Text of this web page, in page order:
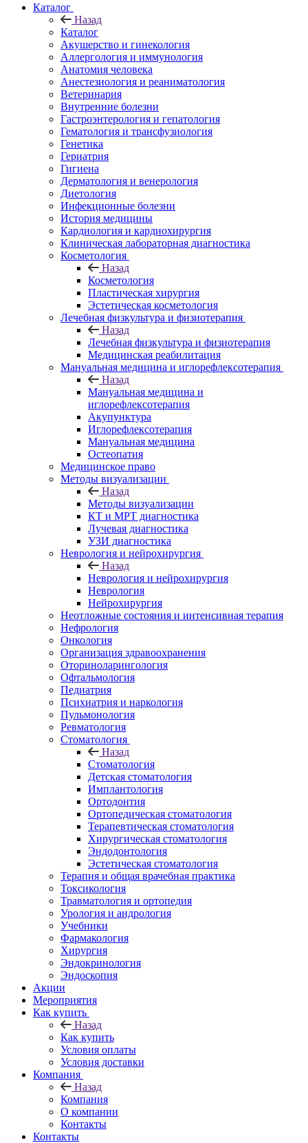
Каталог
Назад
Каталог
Акушерство и гинекология
Аллергология и иммунология
Анатомия человека
Анестезиология и реаниматология
Ветеринария
Внутренние болезни
Гастроэнтерология и гепатология
Гематология и трансфузиология
Генетика
Гериатрия
Гигиена
Дерматология и венерология
Диетология
Инфекционные болезни
История медицины
Кардиология и кардиохирургия
Клиническая лабораторная диагностика
Косметология
Назад
Косметология
Пластическая хирургия
Эстетическая косметология
Лечебная физкультура и физиотерапия
Назад
Лечебная физкультура и физиотерапия
Медицинская реабилитация
Мануальная медицина и иглорефлексотерапия
Назад
Мануальная медицина и
иглорефлексотерапия
Акупунктура
Иглорефлексотерапия
Мануальная медицина
Остеопатия
Медицинское право
Методы визуализации
Назад
Методы визуализации
КТ и МРТ диагностика
Лучевая диагностика
УЗИ диагностика
Неврология и нейрохирургия
Назад
Неврология и нейрохирургия
Неврология
Нейрохирургия
Неотложные состояния и интенсивная терапия
Нефрология
Онкология
Организация здравоохранения
Оториноларингология
Офтальмология
Педиатрия
Психиатрия и наркология
Пульмонология
Ревматология
Стоматология
Назад
Стоматология
Детская стоматология
Имплантология
Ортодонтия
Ортопедическая стоматология
Терапевтическая стоматология
Хирургическая стоматология
Эндодонтология
Эстетическая стоматология
Терапия и общая врачебная практика
Токсикология
Травматология и ортопедия
Урология и андрология
Учебники
Фармакология
Хирургия
Эндокринология
Эндоскопия
Акции
Мероприятия
Как купить
Назад
Как купить
Условия оплаты
Условия доставки
Компания
Назад
Компания
О компании
Контакты
Контакты